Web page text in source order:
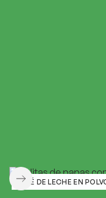
PAVÉ DE LECHE EN